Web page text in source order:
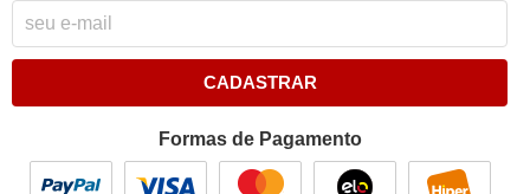
CADASTRAR
Formas de Pagamento